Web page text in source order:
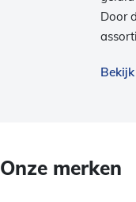
Door
Onze merken